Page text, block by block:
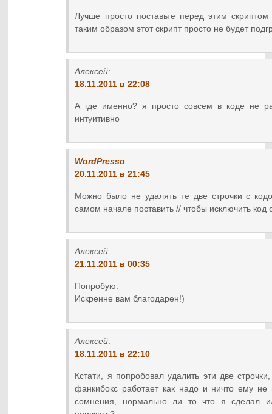
Лучше просто поставьте перед этим
таким образом этот скрипт просто не будет
Алексей:
18.11.2011 в 22:08
А где именно? я просто совсем в коде не
интуитивно
WordPresso:
20.11.2011 в 21:45
Можно было не удалять те две строчки с
самом начале поставить // чтобы исключить код
Алексей:
21.11.2011 в 00:35
Попробую.
Искренне вам благодарен!)
Алексей:
18.11.2011 в 22:10
Кстати, я попробовал удалить эти две
фанкибокс работает как надо и ничто ему не
сомнения, нормально ли то что я сделал